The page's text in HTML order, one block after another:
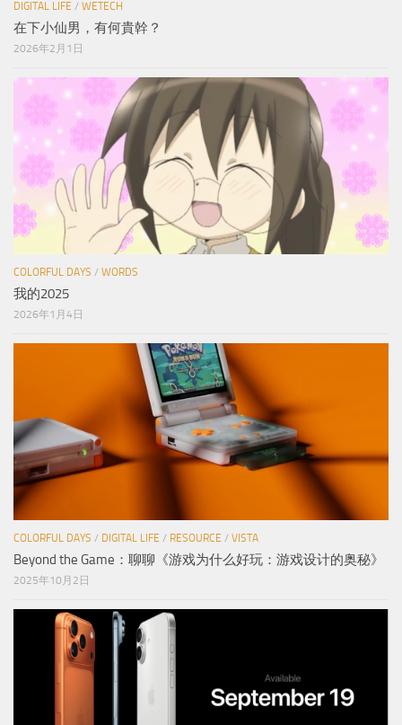
DIGITAL LIFE / WETECH
在下小仙男，有何貴幹？
2026年2月1日
COLORFUL DAYS / WORDS
我的2025
2026年1月4日
COLORFUL DAYS / DIGITAL LIFE / RESOURCE / VISTA
Beyond the Game：聊聊《游戏为什么好玩：游戏设计的奥秘》
2025年10月2日